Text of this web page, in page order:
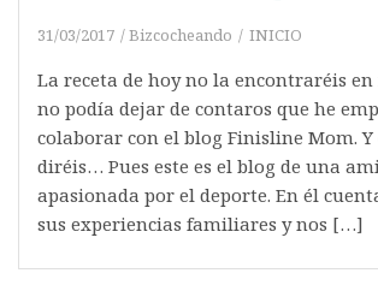
31/03/2017 Bizcocheando INICIO
La receta de hoy no la encontraréis
no podía dejar de contaros que he
colaborar con el blog Finisline Mom. Y
diréis… Pues este es el blog de una
apasionada por el deporte. En él
sus experiencias familiares y nos […]